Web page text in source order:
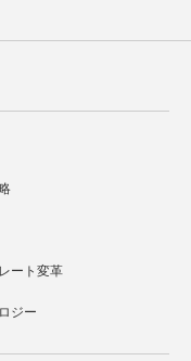
ート変革
ジー